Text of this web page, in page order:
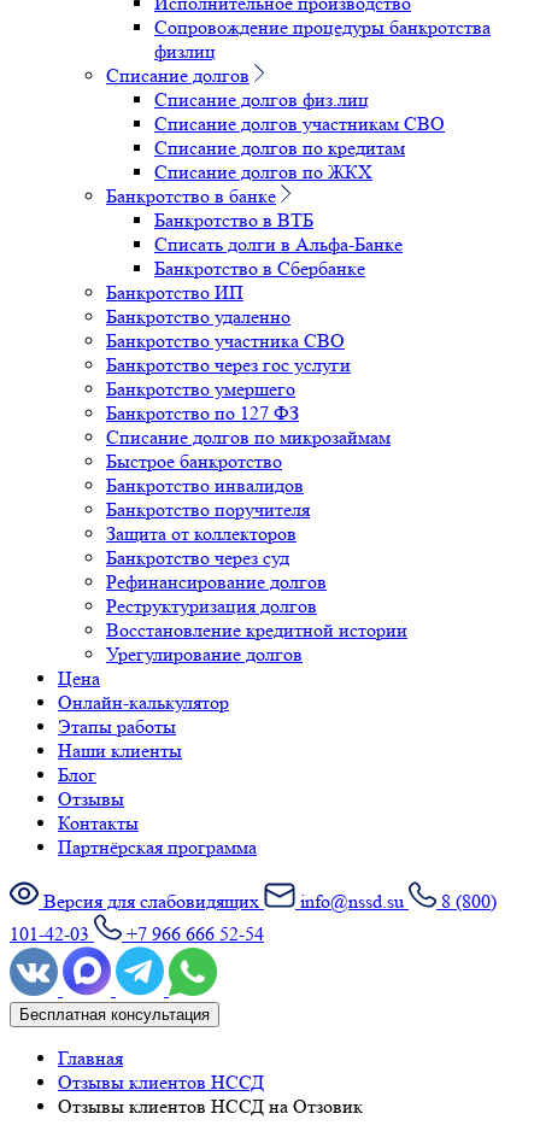
Сопровождение процедуры банкротства
физлиц
Списание долгов
Списание долгов физ.лиц
Списание долгов участникам СВО
Списание долгов по кредитам
Списание долгов по ЖКХ
Банкротство в банке
Банкротство в ВТБ
Списать долги в Альфа-Банке
Банкротство в Cбербанке
Банкротство ИП
Банкротство удаленно
Банкротство участника СВО
Банкротство через гос услуги
Банкротство умершего
Банкротство по 127 ФЗ
Списание долгов по микрозаймам
Быстрое банкротство
Банкротство инвалидов
Банкротство поручителя
Защита от коллекторов
Банкротство через суд
Рефинансирование долгов
Реструктуризация долгов
Восстановление кредитной истории
Урегулирование долгов
Цена
Онлайн-калькулятор
Этапы работы
Наши клиенты
Блог
Отзывы
Контакты
Партнёрская программа
Версия для слабовидящих info@nssd.su
8 (800)
101-42-03
+7 966 666 52-54
Бесплатная консультация
Главная
Отзывы клиентов НССД
Отзывы клиентов НССД на Отзовик